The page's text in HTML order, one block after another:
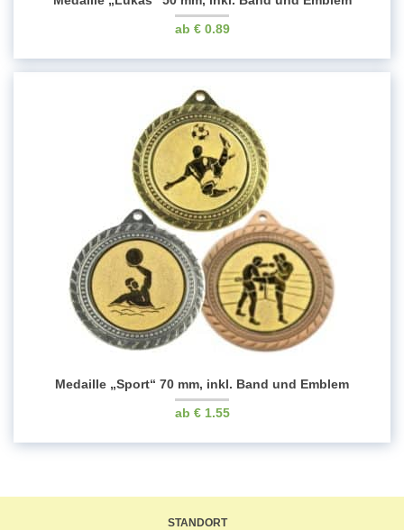
€0.89
Medaille „Sport“ 70 mm, inkl. Band und Emblem
€1.55
STANDORT